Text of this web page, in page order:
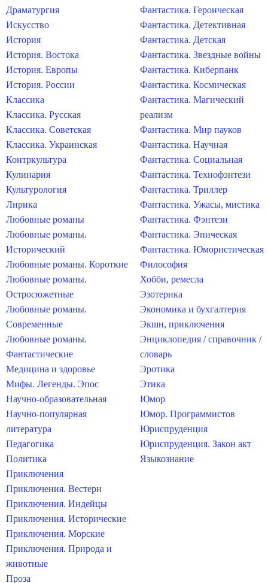
Драматургия
Искусство
История
История. Востока
История. Европы
История. России
Классика
Классика. Русская
Классика. Советская
Классика. Украинская
Контркультура
Кулинария
Культурология
Лирика
Любовные романы
Любовные романы.
Исторический
Любовные романы. Короткие
Любовные романы.
Остросюжетные
Любовные романы.
Современные
Любовные романы.
Фантастические
Медицина и здоровье
Мифы. Легенды. Эпос
Научно-образовательная
Научно-популярная
литература
Педагогика
Политика
Приключения
Приключения. Вестерн
Приключения. Индейцы
Приключения. Исторические
Приключения. Морские
Приключения. Природа и
животные
Проза
Фантастика. Героическая
Фантастика. Детективная
Фантастика. Детская
Фантастика. Звездные войны
Фантастика. Киберпанк
Фантастика. Космическая
Фантастика. Магический
реализм
Фантастика. Мир пауков
Фантастика. Научная
Фантастика. Социальная
Фантастика. Технофэнтези
Фантастика. Триллер
Фантастика. Ужасы, мистика
Фантастика. Фэнтези
Фантастика. Эпическая
Фантастика. Юмористическая
Философия
Хобби, ремесла
Эзотерика
Экономика и бухгалтерия
Экшн, приключения
Энциклопедия / справочник /
словарь
Эротика
Этика
Юмор
Юмор. Программистов
Юриспруденция
Юриспруденция. Закон акт
Языкознание